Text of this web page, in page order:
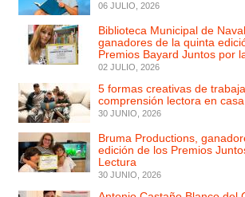
06 JULIO, 2026
Biblioteca Municipal de
ganadores de la quinta
Premios Bayard Juntos por
02 JULIO, 2026
5 formas creativas de
comprensión lectora en casa
30 JUNIO, 2026
Bruma Productions,
edición de los Premios
Lectura
30 JUNIO, 2026